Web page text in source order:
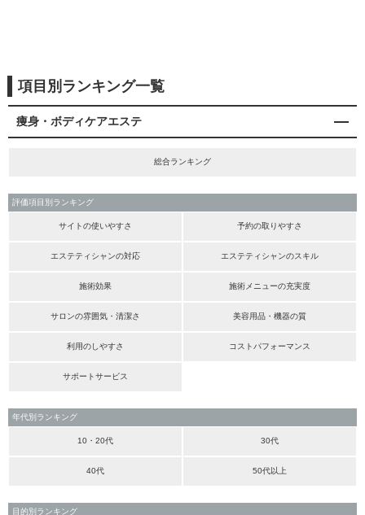
項目別ランキング一覧
痩身・ボディケアエステ
総合ランキング
評価項目別ランキング
サイトの使いやすさ 予約の取りやすさ
エステティシャンの対応 エステティシャンのスキル
施術効果 施術メニューの充実度
サロンの雰囲気・清潔さ 美容用品・機器の質
利用のしやすさ コストパフォーマンス
サポートサービス
年代別ランキング
10・20代 30代
40代 50代以上
目的別ランキング